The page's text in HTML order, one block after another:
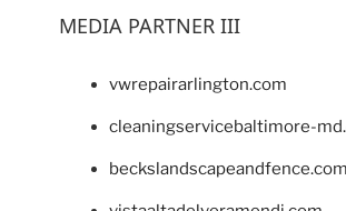
MEDIA PARTNER III
vwrepairarlington.com
cleaningservicebaltimore-
beckslandscapeandfence.com